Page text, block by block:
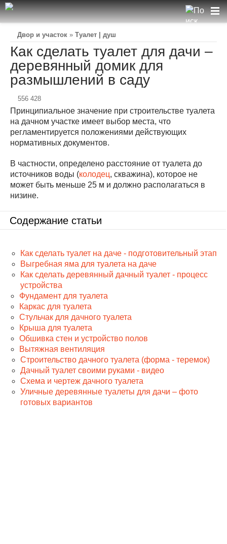
Двор и участок » Туалет | душ
Как сделать туалет для дачи –
деревянный домик для
размышлений в саду
556 428
Принципиальное значение при строительстве туалета
на дачном участке имеет выбор места, что
регламентируется положениями действующих
нормативных документов.
В частности, определено расстояние от туалета до
источников воды (колодец, скважина), которое не
может быть меньше 25 м и должно располагаться в
низине.
Содержание статьи
Как сделать туалет на даче - подготовительный этап
Выгребная яма для туалета на даче
Как сделать деревянный дачный туалет - процесс
устройства
Фундамент для туалета
Каркас для туалета
Стульчак для дачного туалета
Крыша для туалета
Обшивка стен и устройство полов
Вытяжная вентиляция
Строительство дачного туалета (форма - теремок)
Дачный туалет своими руками - видео
Схема и чертеж дачного туалета
Уличные деревянные туалеты для дачи – фото
готовых вариантов